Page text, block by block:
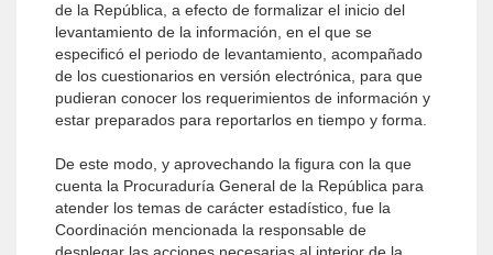
de la República, a efecto de for­malizar el inicio del
levantamiento de la información, en el que se
especificó el periodo de levantamiento, acompañado
de los cuestionarios en versión electrónica, para que
pudieran conocer los requerimientos de información y
estar preparados para reportarlos en tiempo y forma.
De este modo, y aprovechando la figura con la que
cuenta la Procuraduría General de la República para
atender los temas de carácter estadístico, fue la
Coordinación mencionada la responsable de